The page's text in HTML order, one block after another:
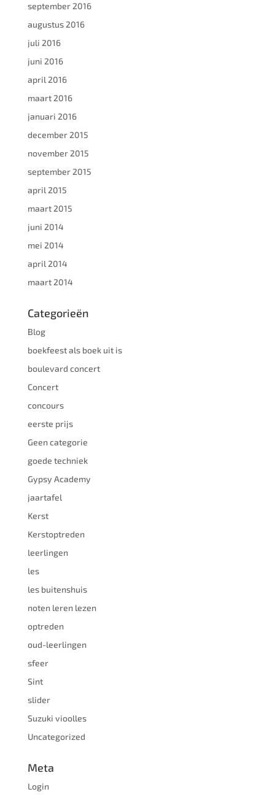
september 2016
augustus 2016
juli 2016
juni 2016
april 2016
maart 2016
januari 2016
december 2015
november 2015
september 2015
april 2015
maart 2015
juni 2014
mei 2014
april 2014
maart 2014
Categorieën
Blog
boekfeest als boek uit is
boulevard concert
Concert
concours
eerste prijs
Geen categorie
goede techniek
Gypsy Academy
jaartafel
Kerst
Kerstoptreden
leerlingen
les
les buitenshuis
noten leren lezen
optreden
oud-leerlingen
sfeer
Sint
slider
Suzuki vioolles
Uncategorized
Meta
Login